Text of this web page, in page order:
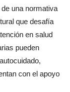
una normativa
que desafía
en salud
pueden
con el apoyo